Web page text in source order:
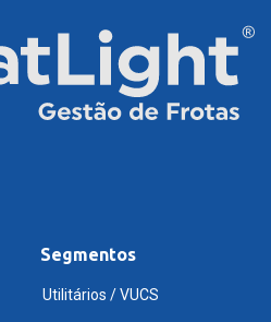
Segmentos
Utilitários / VUCS